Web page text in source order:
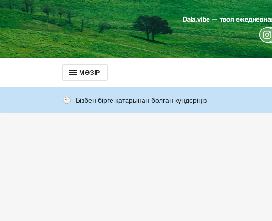
МӘЗІР
Бізбен бірге қатарынан болған күндеріңіз